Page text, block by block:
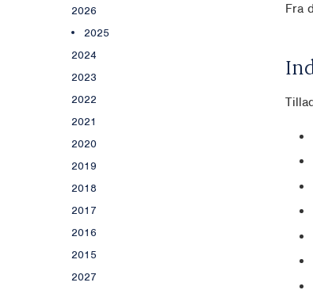
2026
2025
2024
2023
2022
2021
2020
2019
2018
2017
2016
2015
2027
Fra